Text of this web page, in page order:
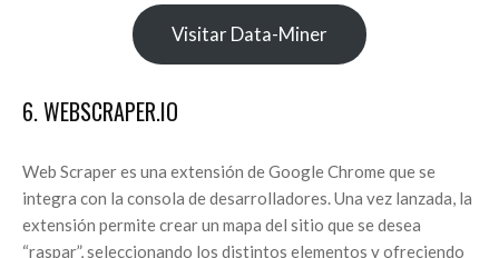
Visitar Data-Miner
6. WEBSCRAPER.IO
Web Scraper es una extensión de Google Chrome que se
integra con la consola de desarrolladores. Una vez lanzada, la
extensión permite crear un mapa del sitio que se desea
“raspar”, seleccionando los distintos elementos y ofreciendo